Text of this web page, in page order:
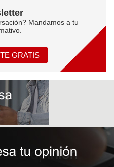
Mandamos a tu
GRATIS